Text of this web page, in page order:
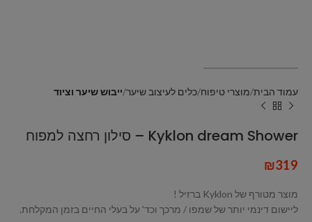
עמוד הבית מוצרי טיפוח כלים לעיצוב שיער ייבוש שיער וציוד
Kyklon dream Shower – סילון רחצה למפוח
₪319
מוצר מטורף של Kyklon ברזיל !
ליישום דינמי יותר של שמפו / מרכך וכד' על בעלי החיים בזמן המקלחת.